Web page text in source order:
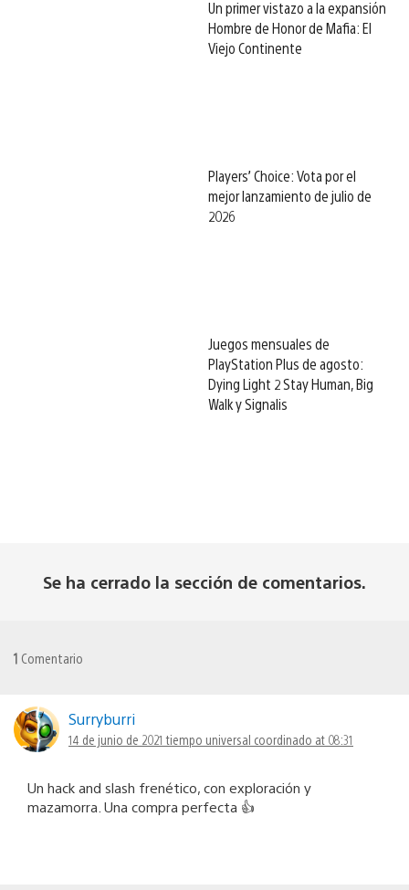
Un primer vistazo a la expansión
Hombre de Honor de Mafia: El
Viejo Continente
Players’ Choice: Vota por el
mejor lanzamiento de julio de
2026
Juegos mensuales de
PlayStation Plus de agosto:
Dying Light 2 Stay Human, Big
Walk y Signalis
Se ha cerrado la sección de comentarios.
1 Comentario
Surryburri
14 de junio de 2021 tiempo universal coordinado at 08:31
Un hack and slash frenético, con exploración y
mazamorra. Una compra perfecta 👍